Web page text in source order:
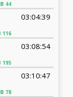
44
116
03:04:39
195
03:08:54
78
03:10:47